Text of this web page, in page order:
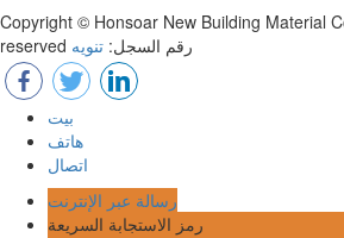
Copyright © Honsoar New Building Material
reserved رقم السجل: تنويه
بيت
هاتف
اتصال
رسالة عبر الإنترنت
رمز الاستجابة السريعة